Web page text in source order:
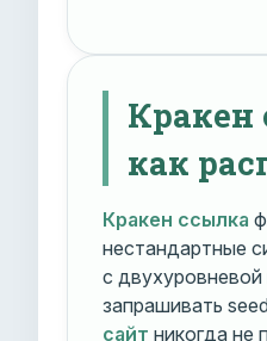
Кракен
как
Кракен ссылка
нестандартные
с двухуровневой
запрашивать
сайт никогда не